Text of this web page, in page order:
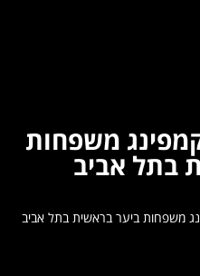
משפחות
בתל אביב
משפחות ביער בראשית בתל אביב